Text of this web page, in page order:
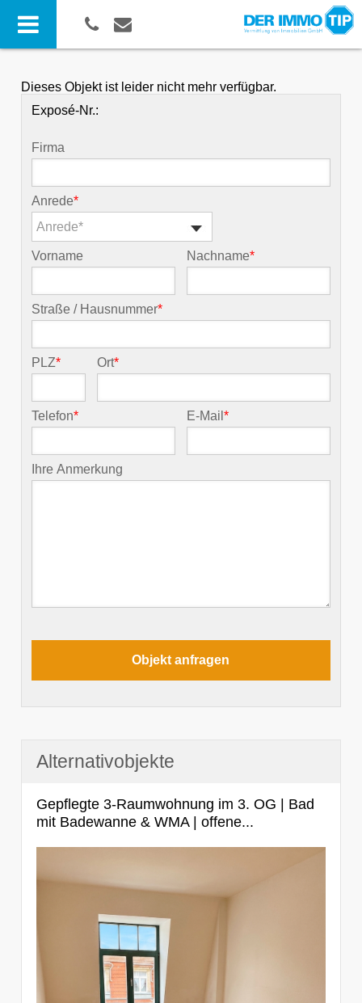
Dieses Objekt ist leider nicht mehr verfügbar.
Exposé-Nr.:
Firma
Anrede*
Anrede*
Vorname Nachname*
Straße / Hausnummer*
PLZ* Ort*
Telefon* E-Mail*
Ihre Anmerkung
Alternativobjekte
Gepflegte 3-Raumwohnung im 3. OG | Bad
mit Badewanne & WMA | offene...